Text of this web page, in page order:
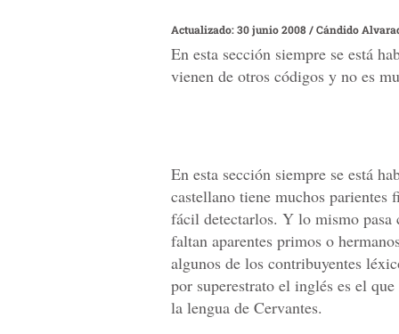
Actualizado: 30 junio 2008/Cándido
En esta sección siempre se está
vienen de otros códigos y no es
En esta sección siempre se está
castellano tiene muchos
fácil detectarlos. Y lo mismo
faltan aparentes primos o
algunos de los contribuyentes
por superestrato el inglés es el
la lengua de Cervantes.